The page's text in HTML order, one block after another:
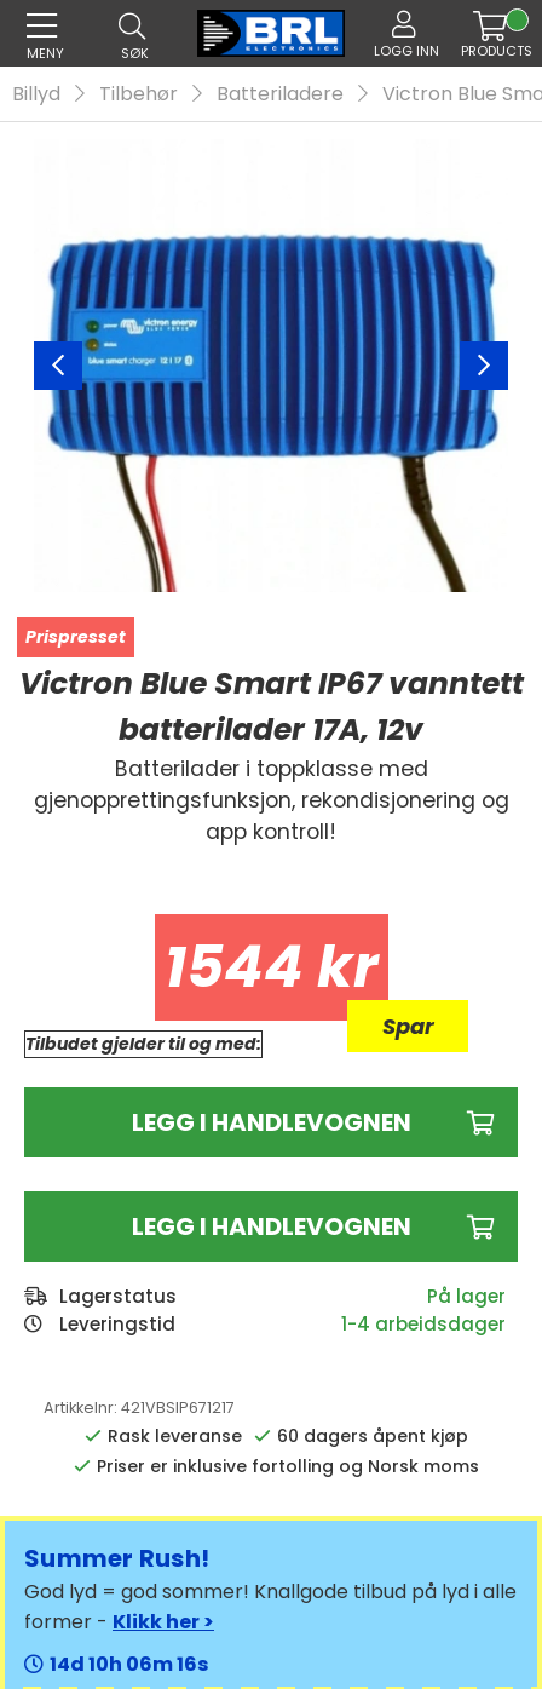
MENY SØK LOGG INN PRODUCTS
Billyd Tilbehør Batteriladere Victron Blue
Victron Blue Smart IP67 vanntett
batterilader 17A, 12v
Batterilader i toppklasse med
gjenopprettingsfunksjon, rekondisjonering og
app kontroll!
1544kr
Spar
Tilbudet gjelder til og med:
LEGG I HANDLEVOGNEN
LEGG I HANDLEVOGNEN
Lagerstatus
Leveringstid
1-4 arbeidsdager
Artikkelnr: 421VBSIP671217
Rask leveranse
60 dagers åpent kjøp
Priser er inklusive fortolling og Norsk moms
Summer Rush!
God lyd = god sommer! Knallgode tilbud på lyd i alle
former - Klikk her >
14
10 06 16